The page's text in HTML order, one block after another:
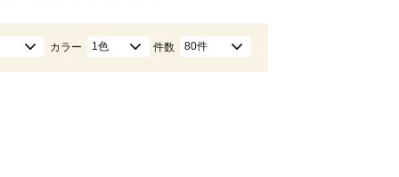
カラー 1色 件数 80件